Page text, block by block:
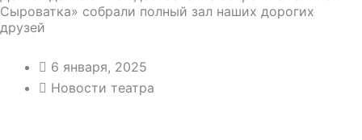
Сыроватка» собрали полный зал наших дорогих
друзей
6 января, 2025
Новости театра